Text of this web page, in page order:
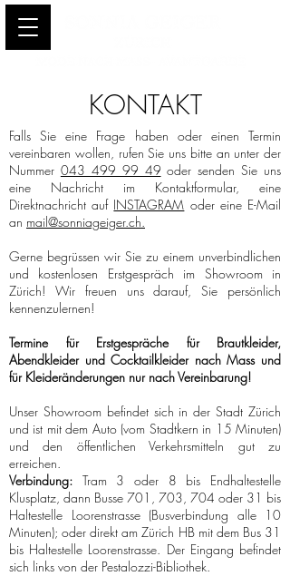
KONTAKT
Falls Sie eine Frage haben oder einen Termin
vereinbaren wollen, rufen Sie uns bitte an unter der
Nummer 043 499 99 49 oder senden Sie uns
eine Nachricht im Kontaktformular, eine
Direktnachricht auf INSTAGRAM oder eine E-Mail
an mail@sonniageiger.ch.
Gerne begrüssen wir Sie zu einem unverbindlichen
und kostenlosen Erstgespräch im Showroom in
Zürich! Wir freuen uns darauf, Sie persönlich
kennenzulernen!
Termine für Erstgespräche für Brautkleider,
Abendkleider und Cocktailkleider nach Mass und
für Kleideränderungen nur nach Vereinbarung!
Unser Showroom befindet sich in der Stadt Zürich
und ist mit dem Auto (vom Stadtkern in 15 Minuten)
und den öffentlichen Verkehrsmitteln gut zu
erreichen.
Verbindung: Tram 3 oder 8 bis Endhaltestelle
Klusplatz, dann Busse 701, 703, 704 oder 31 bis
Haltestelle Loorenstrasse (Busverbindung alle 10
Minuten); oder direkt am Zürich HB mit dem Bus 31
bis Haltestelle Loorenstrasse. Der Eingang befindet
sich links von der Pestalozzi-Bibliothek.